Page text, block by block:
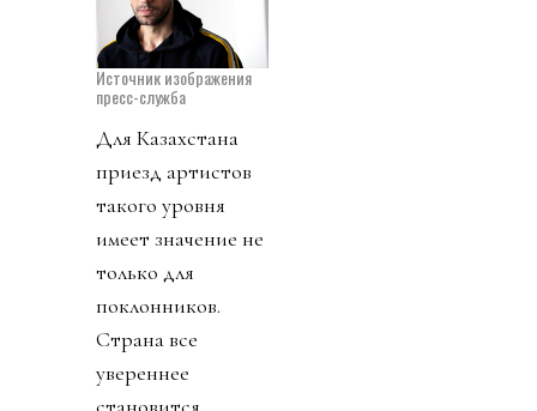
Источник изображения
пресс-служба
Для Казахстана
приезд артистов
такого уровня
имеет значение не
только для
поклонников.
Страна все
увереннее